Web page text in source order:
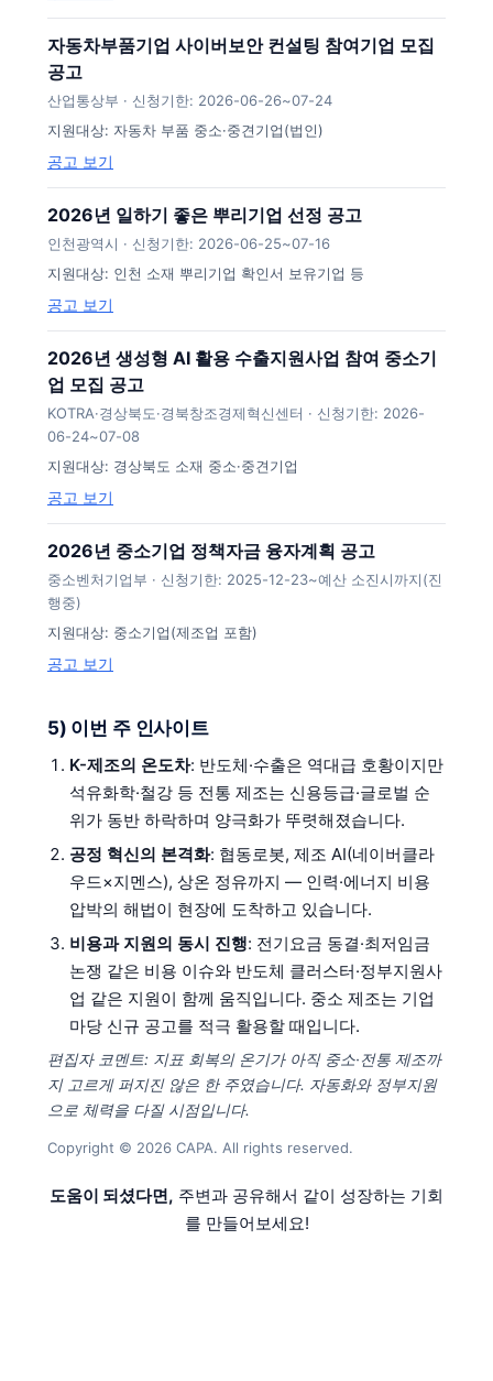
자동차부품기업 사이버보안 컨설팅 참여기업 모집
공고
산업통상부 · 신청기한: 2026-06-26~07-24
지원대상: 자동차 부품 중소·중견기업(법인)
공고 보기
2026년 일하기 좋은 뿌리기업 선정 공고
인천광역시 · 신청기한: 2026-06-25~07-16
지원대상: 인천 소재 뿌리기업 확인서 보유기업 등
공고 보기
2026년 생성형 AI 활용 수출지원사업 참여 중소기
업 모집 공고
KOTRA·경상북도·경북창조경제혁신센터 · 신청기한: 2026-
06-24~07-08
지원대상: 경상북도 소재 중소·중견기업
공고 보기
2026년 중소기업 정책자금 융자계획 공고
중소벤처기업부 · 신청기한: 2025-12-23~예산 소진시까지(진
행중)
지원대상: 중소기업(제조업 포함)
공고 보기
5) 이번 주 인사이트
K-제조의 온도차: 반도체·수출은 역대급 호황이지만
석유화학·철강 등 전통 제조는 신용등급·글로벌 순
위가 동반 하락하며 양극화가 뚜렷해졌습니다.
공정 혁신의 본격화: 협동로봇, 제조 AI(네이버클라
우드×지멘스), 상온 정유까지 — 인력·에너지 비용
압박의 해법이 현장에 도착하고 있습니다.
비용과 지원의 동시 진행: 전기요금 동결·최저임금
논쟁 같은 비용 이슈와 반도체 클러스터·정부지원사
업 같은 지원이 함께 움직입니다. 중소 제조는 기업
마당 신규 공고를 적극 활용할 때입니다.
편집자 코멘트: 지표 회복의 온기가 아직 중소·전통 제조까
지 고르게 퍼지진 않은 한 주였습니다. 자동화와 정부지원
으로 체력을 다질 시점입니다.
Copyright © 2026 CAPA. All rights reserved.
도움이 되셨다면, 주변과 공유해서 같이 성장하는 기회
를 만들어보세요!